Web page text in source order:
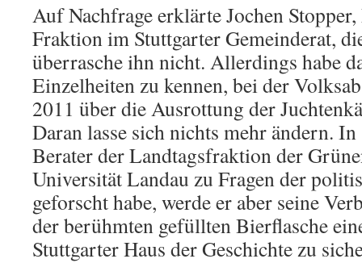
Auf Nachfrage erklärte Jochen
Fraktion im Stuttgarter Gemeinderat,
überrasche ihn nicht. Allerdings habe
Einzelheiten zu kennen, bei der
2011 über die Ausrottung der
Daran lasse sich nichts mehr ändern.
Berater der Landtagsfraktion der
Universität Landau zu Fragen der
geforscht habe, werde er aber seine
der berühmten gefüllten Bierflasche
Stuttgarter Haus der Geschichte zu